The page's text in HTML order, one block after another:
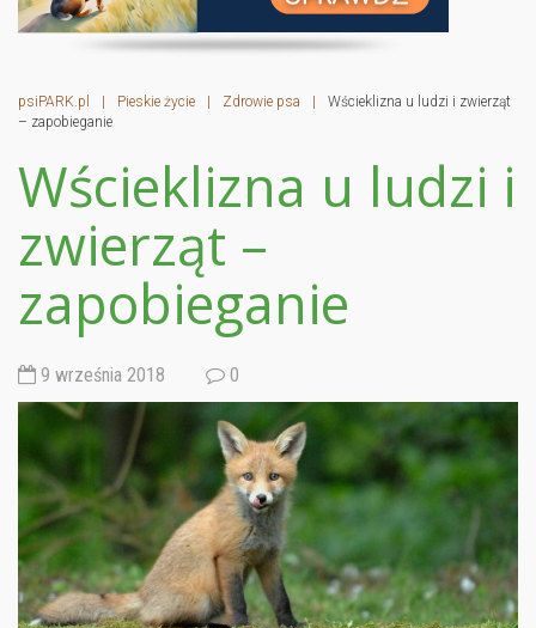
psiPARK.pl | Pieskie życie | Zdrowie psa |
Wścieklizna u ludzi i zwierząt
– zapobieganie
Wścieklizna u ludzi i
zwierząt –
zapobieganie
9 września 2018 0